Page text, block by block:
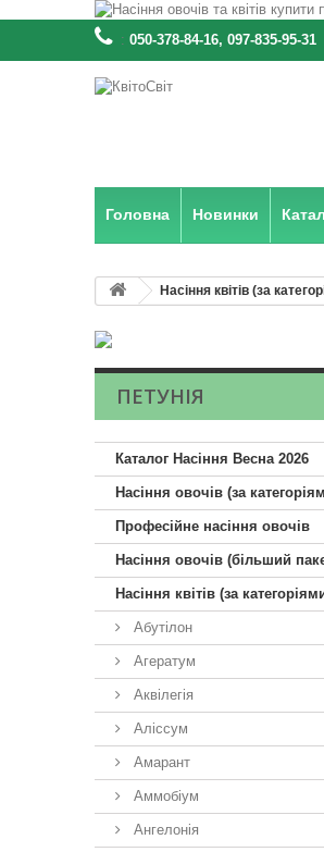
: 050-378-84-16, 097-835-95-31
Головна Новинки
Насіння квітів (за
ПЕТУНІЯ
Каталог Насіння Весна 2026
Насіння овочів (за
Професійне насіння овочів
Насіння овочів (більший
Насіння квітів (за
Абутілон
Агератум
Аквілегія
Аліссум
Амарант
Аммобіум
Ангелонія